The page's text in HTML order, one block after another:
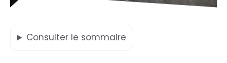
Consulter le sommaire